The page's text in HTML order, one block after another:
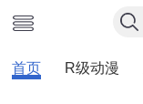
首页 R级动漫